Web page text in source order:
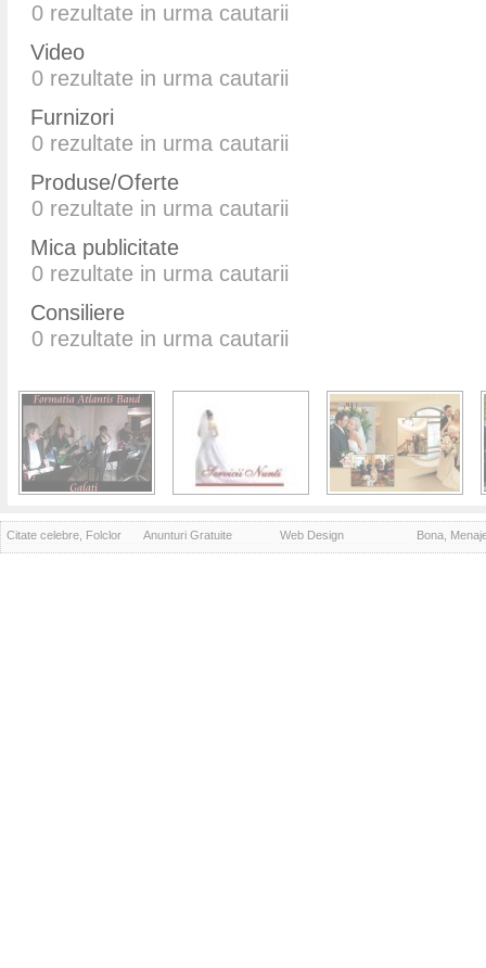
0 rezultate in urma cautarii
Video
0 rezultate in urma cautarii
Furnizori
0 rezultate in urma cautarii
Produse/Oferte
0 rezultate in urma cautarii
Mica publicitate
0 rezultate in urma cautarii
Consiliere
0 rezultate in urma cautarii
Citate celebre, Folclor Anunturi Gratuite Web Design Bona,